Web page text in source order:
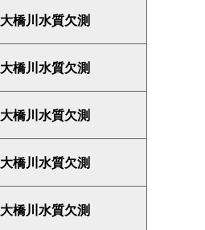
大橋川水質欠測
大橋川水質欠測
大橋川水質欠測
大橋川水質欠測
大橋川水質欠測